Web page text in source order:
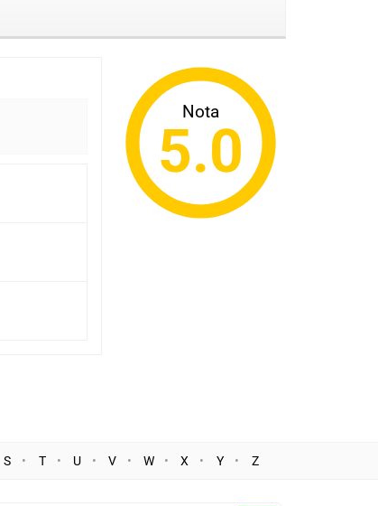
Nota
5.0
S T U V W X Y Z